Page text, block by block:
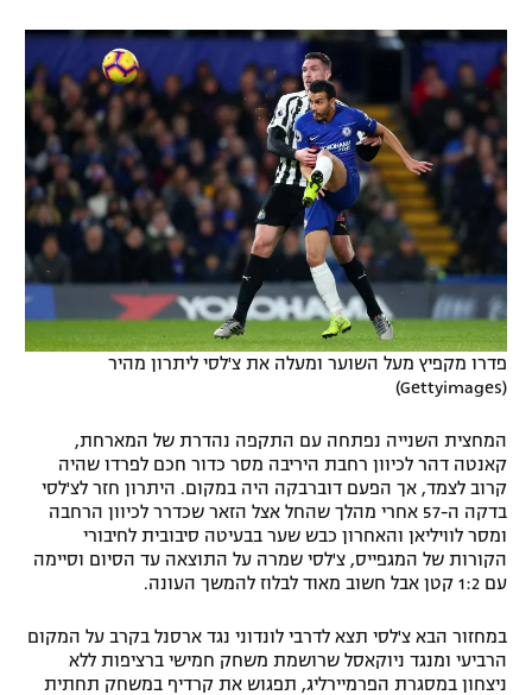
הצטרפות לחבילת הערוצים
לוח דרושים – ג'ובנט
תגיות
המגזין
פדרו מקפיץ מעל השוער ומעלה את צ'לסי ליתרון מהיר
(Gettyimages)
המחצית השנייה נפתחה עם התקפה נהדרת של המארחת,
קאנטה דהר לכיוון רחבת היריבה מסר כדור חכם לפרדו שהיה
קרוב לצמד, אך הפעם דוברבקה היה במקום. היתרון חזר לצ'לסי
בדקה ה-57 אחרי מהלך שהחל אצל הזאר שכדרר לכיוון הרחבה
ומסר לוויליאן והאחרון כבש שער בבעיטה סיבובית לחיבורי
הקורות של המגפייס, צ'לסי שמרה על התוצאה עד הסיום וסיימה
עם 1:2 קטן אבל חשוב מאוד לבלוז להמשך העונה.
במחזור הבא צ'לסי תצא לדרבי לונדוני נגד ארסנל בקרב על המקום
הרביעי ומנגד ניוקאסל שרושמת משחק חמישי ברציפות ללא
ניצחון במסגרת הפרמיירליג, תפגוש את קרדיף במשחק תחתית